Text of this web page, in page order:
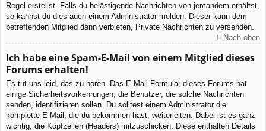
Regel erstellst. Falls du belästigende Nachrichten von jemandem erhältst,
so kannst du dies auch einem Administrator melden. Dieser kann dem
betreffenden Mitglied dann verbieten, Private Nachrichten zu versenden.
Nach oben
Ich habe eine Spam-E-Mail von einem Mitglied dieses
Forums erhalten!
Es tut uns leid, das zu hören. Das E-Mail-Formular dieses Forums hat
einige Sicherheitsvorkehrungen, die Benutzer, die solche Nachrichten
senden, identifizieren sollen. Du solltest einem Administrator die
komplette E-Mail, die du bekommen hast, weiterleiten. Dabei ist es ganz
wichtig, die Kopfzeilen (Headers) mitzuschicken. Diese enthalten Details